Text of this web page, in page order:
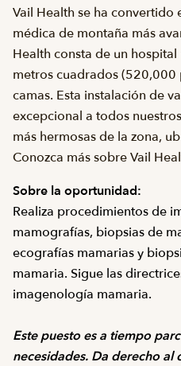
Vail Health se ha convertido
médica de montaña más
Health consta de un
metros cuadrados (520,000
camas. Esta instalación de
excepcional a todos
más hermosas de la zona,
Conozca más sobre Vail
Sobre la oportunidad:
Realiza procedimientos de
mamografías, biopsias de
ecografías mamarias y
mamaria. Sigue las
imagenología mamaria.
Este puesto es a tiempo
necesidades. Da derecho